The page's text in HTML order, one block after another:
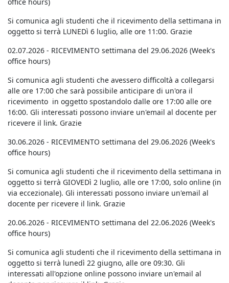
Si comunica agli studenti che il ricevimento della settimana in
oggetto si terrà LUNEDì 6 luglio, alle ore 11:00. Grazie
02.07.2026 - RICEVIMENTO settimana del 29.06.2026 (Week's
office hours)
Si comunica agli studenti che avessero difficoltà a collegarsi
alle ore 17:00 che sarà possibile anticipare di un'ora il
ricevimento in oggetto spostandolo dalle ore 17:00 alle ore
16:00. Gli interessati possono inviare un'email al docente per
ricevere il link. Grazie
30.06.2026 - RICEVIMENTO settimana del 29.06.2026 (Week's
office hours)
Si comunica agli studenti che il ricevimento della settimana in
oggetto si terrà GIOVEDì 2 luglio, alle ore 17:00, solo online (in
via eccezionale). Gli interessati possono inviare un'email al
docente per ricevere il link. Grazie
20.06.2026 - RICEVIMENTO settimana del 22.06.2026 (Week's
office hours)
Si comunica agli studenti che il ricevimento della settimana in
oggetto si terrà lunedì 22 giugno, alle ore 09:30. Gli
interessati all'opzione online possono inviare un'email al